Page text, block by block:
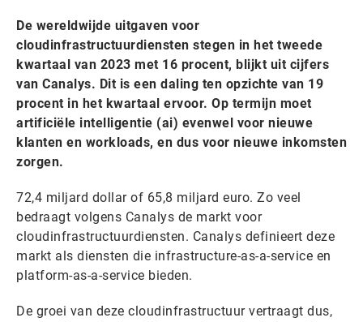
De wereldwijde uitgaven voor
cloudinfrastructuurdiensten stegen in het tweede
kwartaal van 2023 met 16 procent, blijkt uit cijfers
van Canalys. Dit is een daling ten opzichte van 19
procent in het kwartaal ervoor. Op termijn moet
artificiële intelligentie (ai) evenwel voor nieuwe
klanten en workloads, en dus voor nieuwe inkomsten
zorgen.
72,4 miljard dollar of 65,8 miljard euro. Zo veel
bedraagt volgens Canalys de markt voor
cloudinfrastructuurdiensten. Canalys definieert deze
markt als diensten die infrastructure-as-a-service en
platform-as-a-service bieden.
De groei van deze cloudinfrastructuur vertraagt dus,